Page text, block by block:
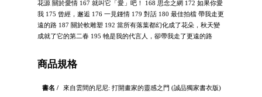
花源 關於愛情 167 就叫它「愛」吧！ 168 思念之網 172 如果你愛
我 175 曾經，邂逅 176 一見鍾情 179 對話 180 最佳拍檔 帶我走更
遠的路 187 關於軟雕塑 192 當所有落葉都幻化成了花朵，秋天變
成就了它的第二春 195 牠是我的代言人，卻帶我走了更遠的路
商品規格
書名 /
來自雲間的尼尼: 打開畫家的靈感之門 (誠品獨家書衣版)